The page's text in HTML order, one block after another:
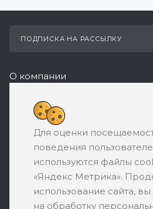
ПОДПИСКА НА РАССЫЛКУ
О компании
Реквизиты
+7 (495) 532-05-11
ЗАКАЗАТЬ ЗВОНОК
111398, Москва, ул.
абонентский ящик №5
Для оценки
поведения
используются файлы
«Яндекс Метрика».
использование сайта, вы
на обработку